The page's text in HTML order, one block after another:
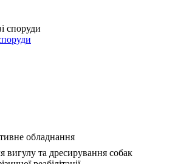
обладнання
вигулу та дресирування собак